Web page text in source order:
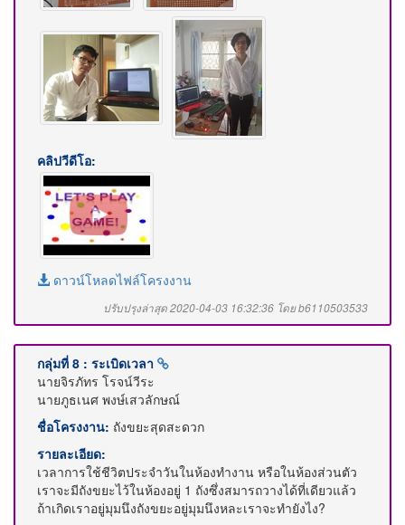
คลิปวีดีโอ:
ดาวน์โหลดไฟล์โครงงาน
ปรับปรุงล่าสุด 2020-04-03 16:32:36 โดย b6110503533
กลุ่มที่ 8 : ระเบิดเวลา
นายจิรภัทร โรจน์วีระ
นายภูธเนศ พงษ์เสวลักษณ์
ชื่อโครงงาน: ถังขยะสุดสะดวก
รายละเอียด:
เวลาการใช้ชีวิตประจำวันในห้องทำงาน หรือในห้องส่วนตัว
เราจะมีถังขยะไว้ในห้องอยู่ 1 ถังซึ่งสมารถวางได้ที่เดียวแล้ว
ถ้าเกิดเราอยู่มุมนึงถังขยะอยู่มุมนึงหละเราจะทำยังไง?